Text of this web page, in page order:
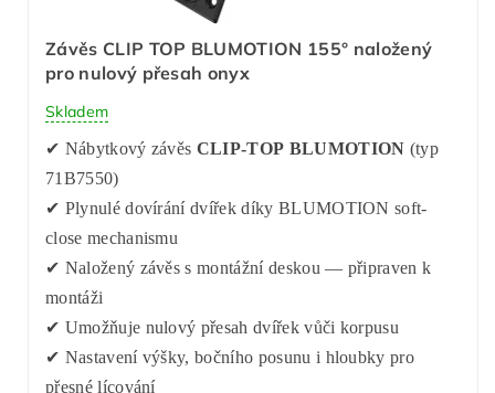
Závěs CLIP TOP BLUMOTION 155° naložený
pro nulový přesah onyx
Skladem
✔ Nábytkový závěs CLIP-TOP BLUMOTION (typ
71B7550)
✔ Plynulé dovírání dvířek díky BLUMOTION soft-
close mechanismu
✔ Naložený závěs s montážní deskou — připraven k
montáži
✔ Umožňuje nulový přesah dvířek vůči korpusu
✔ Nastavení výšky, bočního posunu i hloubky pro
přesné lícování